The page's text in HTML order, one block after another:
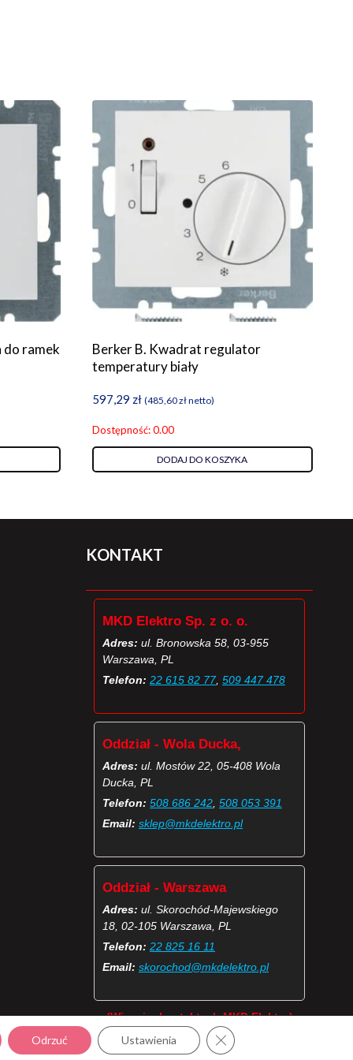
do ramek
Berker B. Kwadrat regulator
temperatury biały
597,29 zł (485,60złnetto)
Dostępność: 0.00
DODAJ DO KOSZYKA
KONTAKT
MKD Elektro Sp. z o. o.
Adres: ul. Bronowska 58, 03-955
Warszawa, PL
Telefon: 22 615 82 77, 509 447 478
Oddział - Wola Ducka,
Adres: ul. Mostów 22, 05-408 Wola
Ducka, PL
Telefon: 508 686 242 508 053 391
Email: sklep@mkdelektro.pl
Oddział - Warszawa
Adres: ul. Skorochód-Majewskiego
18, 02-105 Warszawa, PL
Telefon: 22 825 16 11
Email: skorochod@mkdelektro.pl
(Więcej o kontaktach MKD Elektro)
Odrzuć Ustawienia Zamknij panel